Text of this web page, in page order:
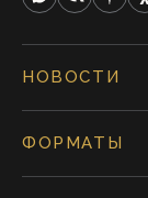
НОВОСТИ
ФОРМАТЫ